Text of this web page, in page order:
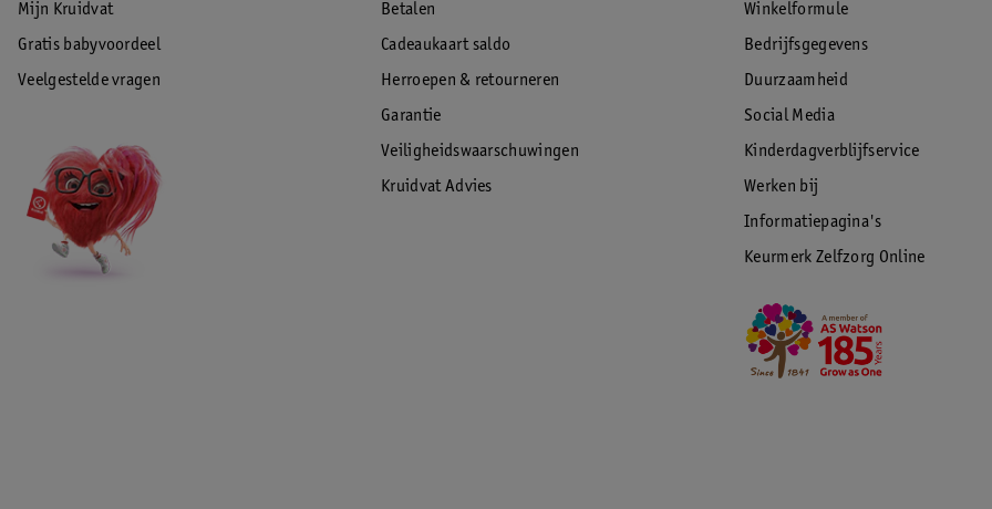
Mijn Kruidvat
Gratis babyvoordeel
Veelgestelde vragen
Betalen
Cadeaukaart saldo
Herroepen & retourneren
Garantie
Veiligheidswaarschuwingen
Kruidvat Advies
Winkelformule
Bedrijfsgegevens
Duurzaamheid
Social Media
Kinderdagverblijfservice
Werken bij
Informatiepagina's
Keurmerk Zelfzorg Online